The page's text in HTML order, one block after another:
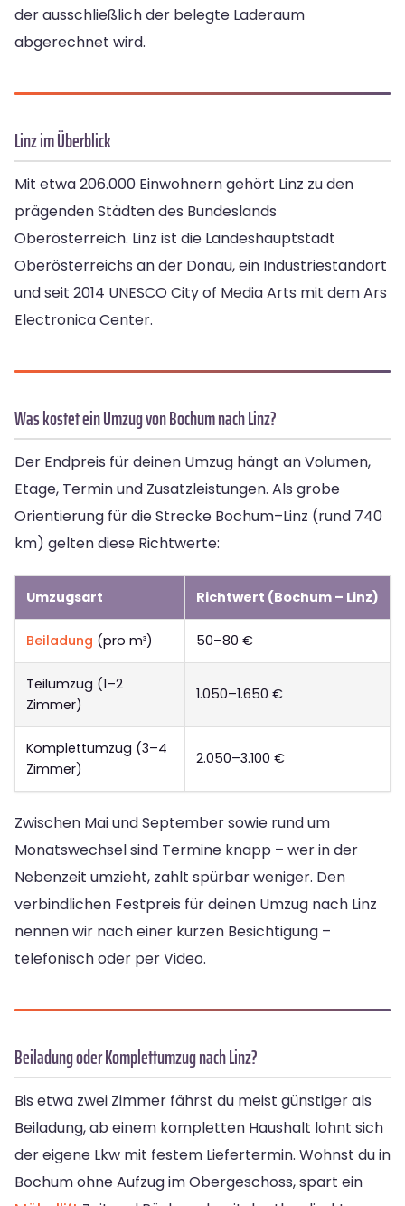
der ausschließlich der belegte Laderaum
abgerechnet wird.
Linz im Überblick
Mit etwa 206.000 Einwohnern gehört Linz zu den
prägenden Städten des Bundeslands
Oberösterreich. Linz ist die Landeshauptstadt
Oberösterreichs an der Donau, ein Industriestandort
und seit 2014 UNESCO City of Media Arts mit dem Ars
Electronica Center.
Was kostet ein Umzug von Bochum nach Linz?
Der Endpreis für deinen Umzug hängt an Volumen,
Etage, Termin und Zusatzleistungen. Als grobe
Orientierung für die Strecke Bochum–Linz (rund 740
km) gelten diese Richtwerte:
Umzugsart Richtwert (Bochum – Linz)
Beiladung (pro m³) 50–80 €
Teilumzug (1–2
Zimmer)
1.050–1.650 €
Komplettumzug (3–4
Zimmer)
2.050–3.100 €
Zwischen Mai und September sowie rund um
Monatswechsel sind Termine knapp – wer in der
Nebenzeit umzieht, zahlt spürbar weniger. Den
verbindlichen Festpreis für deinen Umzug nach Linz
nennen wir nach einer kurzen Besichtigung –
telefonisch oder per Video.
Beiladung oder Komplettumzug nach Linz?
Bis etwa zwei Zimmer fährst du meist günstiger als
Beiladung, ab einem kompletten Haushalt lohnt sich
der eigene Lkw mit festem Liefertermin. Wohnst du in
Bochum ohne Aufzug im Obergeschoss, spart ein